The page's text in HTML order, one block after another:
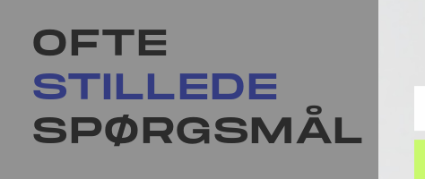
OFTE
STILLEDE
SPØRGSMÅL